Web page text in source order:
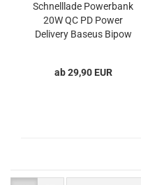
Schnelllade Powerbank
20W QC PD Power
Delivery Baseus Bipow
ab 29,90 EUR